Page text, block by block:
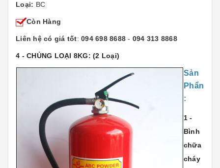
Loại: BC
Còn Hàng
Liên hệ có giá tốt: 094 698 8688 - 094 313 8868
4 - CHỦNG LOẠI 8KG: (2 Loại)
Sản
Phẩn
:
1 -
Bình
chữa
cháy